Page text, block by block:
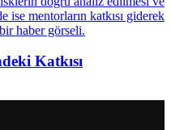
Katkısı